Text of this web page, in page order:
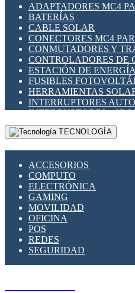
ADAPTADORES MC4
BATERÍAS
CABLE SOLAR
CONECTORES MC4
CONMUTADORES Y
CONTROLADORES DE
ESTACIÓN DE ENERGÍA
FUSIBLES
HERRAMIENTAS
INTERRUPTORES
INTERRUPTORES -
FOTOVOLTÁICOS
MONTAJE PANEL SOLAR
SUPRESOR DE
APLICACIONES
TECNOLOGÍA
ACCESORIOS
COMPUTO
ELECTRÓNICA
GAMING
MOVILIDAD
OFICINA
POS
REDES
SEGURIDAD